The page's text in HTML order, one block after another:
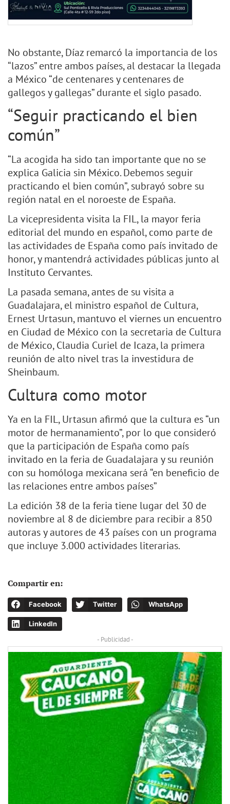
No obstante, Díaz remarcó la importancia de los
“lazos” entre ambos países, al destacar la llegada
a México “de centenares y centenares de
gallegos y gallegas” durante el siglo pasado.
“Seguir practicando el bien
común”
“La acogida ha sido tan importante que no se
explica Galicia sin México. Debemos seguir
practicando el bien común”, subrayó sobre su
región natal en el noroeste de España.
La vicepresidenta visita la FIL, la mayor feria
editorial del mundo en español, como parte de
las actividades de España como país invitado de
honor, y mantendrá actividades públicas junto al
Instituto Cervantes.
La pasada semana, antes de su visita a
Guadalajara, el ministro español de Cultura,
Ernest Urtasun, mantuvo el viernes un encuentro
en Ciudad de México con la secretaria de Cultura
de México, Claudia Curiel de Icaza, la primera
reunión de alto nivel tras la investidura de
Sheinbaum.
Cultura como motor
Ya en la FIL, Urtasun afirmó que la cultura es “un
motor de hermanamiento”, por lo que consideró
que la participación de España como país
invitado en la feria de Guadalajara y su reunión
con su homóloga mexicana será “en beneficio de
las relaciones entre ambos países”
La edición 38 de la feria tiene lugar del 30 de
noviembre al 8 de diciembre para recibir a 850
autoras y autores de 43 países con un programa
que incluye 3.000 actividades literarias.
Compartir en:
Facebook Twitter WhatsApp
LinkedIn
- Publicidad -